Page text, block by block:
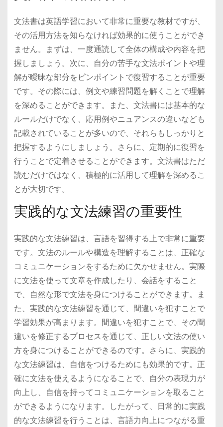
文法書は英語学習において非常に重要な教材ですが、
その活用方法を知らなければ効果的に使うことができ
ません。まずは、一度通読して全体の構成や内容を把
握しましょう。次に、自分の苦手な文法ポイントや理
解が曖昧な部分をピンポイントで復習することが重要
です。その際には、例文や練習問題を解くことで理解
を深めることができます。また、文法書には基本的な
ルールだけでなく、応用例やニュアンスの違いなども
記載されていることが多いので、それらもしっかりと
把握するようにしましょう。さらに、定期的に復習を
行うことで定着させることができます。文法書はただ
読むだけではなく、積極的に活用して理解を深めるこ
とが大切です。
実践的な文法練習の重要性
実践的な文法練習は、言語を習得する上で非常に重要
です。文法のルールや構造を理解することは、正確な
コミュニケーションをするために欠かせません。実際
に文法を使って文章を作成したり、会話をすること
で、自然な形で文法を身につけることができます。ま
た、実践的な文法練習を通じて、間違いを犯すことで
学習効果が高まります。間違いを犯すことで、その間
違いを修正するプロセスを通じて、正しい文法の使い
方を身につけることができるのです。さらに、実践的
な文法練習は、自信をつけるためにも効果的です。正
確に文法を使えるようになることで、自分の表現力が
向上し、自信を持ってコミュニケーションを取ること
ができるようになります。したがって、日常的に実践
的な文法練習を行うことは、言語力向上につながる重